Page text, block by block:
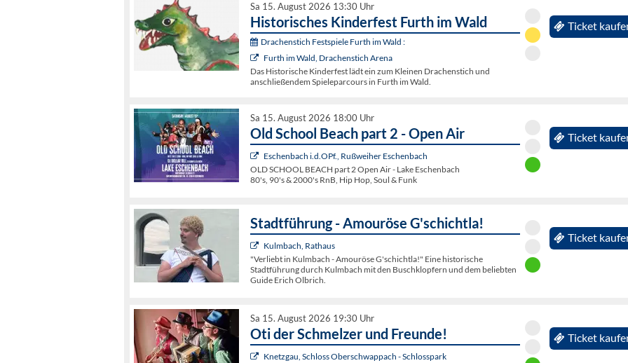
Sa 15. August 2026 13:30 Uhr
Historisches Kinderfest Furth im Wald
Drachenstich Festspiele Furth im Wald :
Furth im Wald, Drachenstich Arena
Das Historische Kinderfest lädt ein zum Kleinen Drachenstich und
anschließendem Spieleparcours in Furth im Wald.
Ticket
Sa 15. August 2026 18:00 Uhr
Old School Beach part 2 - Open Air
Eschenbach i.d.OPf., Rußweiher Eschenbach
OLD SCHOOL BEACH part 2 Open Air - Lake Eschenbach
80's, 90's & 2000's RnB, Hip Hop, Soul & Funk
Ticket
Stadtführung - Amouröse G'schichtla!
Kulmbach, Rathaus
"Verliebt in Kulmbach - Amouröse G'schichtla!" Eine historische
Stadtführung durch Kulmbach mit den Buschklopfern und dem beliebten
Guide Erich Olbrich.
Ticket
Sa 15. August 2026 19:30 Uhr
Oti der Schmelzer und Freunde!
Knetzgau, Schloss Oberschwappach - Schlosspark
Ticket